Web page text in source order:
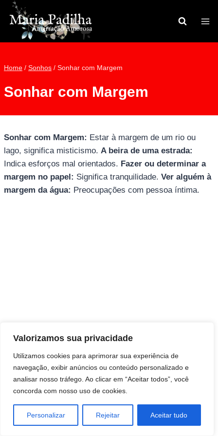
Valorizamos sua privacidade
Utilizamos cookies para aprimorar sua experiência de
navegação, exibir anúncios ou conteúdo personalizado e
analisar nosso tráfego. Ao clicar em “Aceitar todos”, você
concorda com nosso uso de cookies.
Personalizar Rejeitar Aceitar tudo
Pular
para
Conteúdo
Home / Sonhos / Sonhar com Margem
Sonhar com Margem
Sonhar com Margem: Estar à margem de um rio ou
lago, significa misticismo. A beira de uma estrada:
Indica esforços mal orientados. Fazer ou determinar a
margem no papel: Significa tranquilidade. Ver alguém à
margem da água: Preocupações com pessoa íntima.
Consultas e trabalhos espirituais
Brasil - Santa Catarina - São José